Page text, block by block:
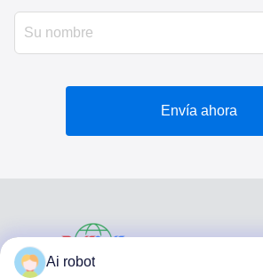
Envía ahora
VIVI DENTAI
Ai robot